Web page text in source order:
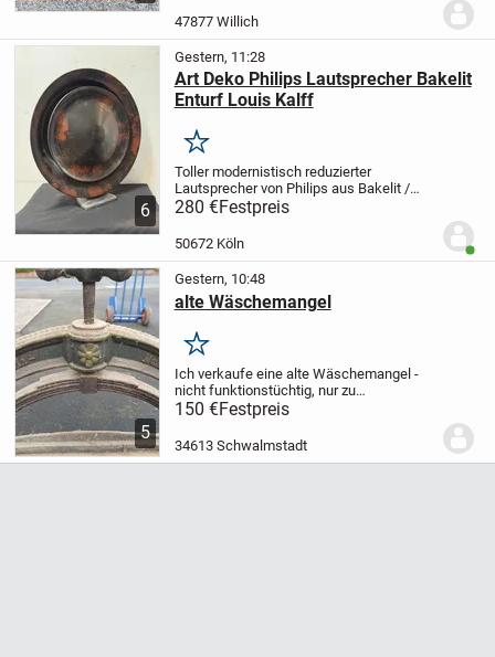
MessgerätSammler-Wert = ca. 250,-€ -
47877 Willich
6
Gestern, 11:28
Art Deko Philips Lautsprecher Bakelit
Enturf Louis Kalff
Merken
Toller modernistisch reduzierter
Lautsprecher von Philips aus Bakelit /
Bakelith der in den Niederlanden in der
Jahren 1928-1935 produziert
wurde. Entworfen wurde das schon fast
280 €Festpreis
50672 Köln
5
Gestern, 10:48
alte Wäschemangel
Merken
Ich verkaufe eine alte Wäschemangel -
nicht funktionstüchtig, nur zu
Dekozwecken bzw. an
Festpreis: 150,00 Euro
ein Privatverkauf - keine Haftung,
Garantie, Rücknahme. Nur an...
150 €Festpreis
34613 Schwalmstadt